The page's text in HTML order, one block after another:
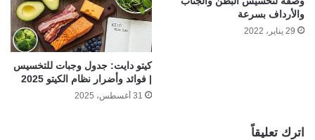
والأرداف بسرعة
29 يناير، 2022
كيتو دايت: جدول وجبات للتخسيس
| فوائد وأضرار نظام الكيتو 2025
31 أغسطس، 2025
اترك تعليقاً